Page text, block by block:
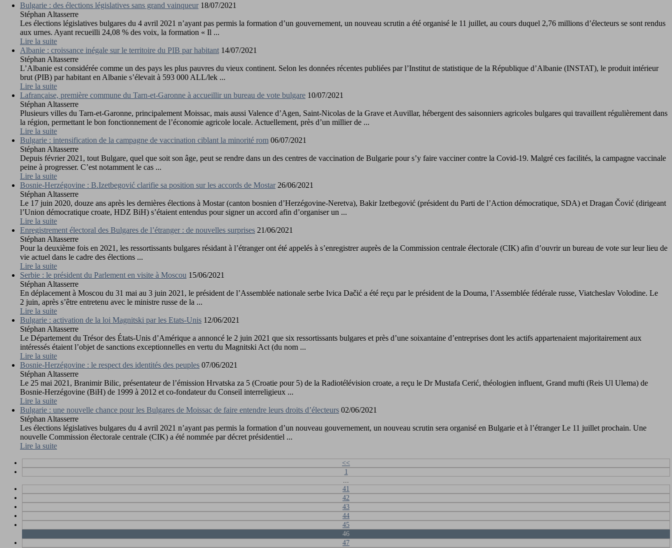
Bulgarie : des élections législatives sans grand vainqueur 18/07/2021
Stéphan Altasserre
Les élections législatives bulgares du 4 avril 2021 n’ayant pas permis la formation d’un gouvernement, un nouveau scrutin a été organisé le 11 juillet, au cours duquel 2,76 millions d’électeurs se sont rendus
aux urnes. Ayant recueilli 24,08 % des voix, la formation « Il ...
Lire la suite
Albanie : croissance inégale sur le territoire du PIB par habitant 14/07/2021
Stéphan Altasserre
L’Albanie est considérée comme un des pays les plus pauvres du vieux continent. Selon les données récentes publiées par l’Institut de statistique de la République d’Albanie (INSTAT), le produit intérieur
brut (PIB) par habitant en Albanie s’élevait à 593 000 ALL/lek ...
Lire la suite
Lafrançaise, première commune du Tarn-et-Garonne à accueillir un bureau de vote bulgare 10/07/2021
Stéphan Altasserre
Plusieurs villes du Tarn-et-Garonne, principalement Moissac, mais aussi Valence d’Agen, Saint-Nicolas de la Grave et Auvillar, hébergent des saisonniers agricoles bulgares qui travaillent régulièrement dans
la région, permettant le bon fonctionnement de l’économie agricole locale. Actuellement, près d’un millier de ...
Lire la suite
Bulgarie : intensification de la campagne de vaccination ciblant la minorité rom 06/07/2021
Stéphan Altasserre
Depuis février 2021, tout Bulgare, quel que soit son âge, peut se rendre dans un des centres de vaccination de Bulgarie pour s’y faire vacciner contre la Covid-19. Malgré ces facilités, la campagne vaccinale
peine à progresser. C’est notamment le cas ...
Lire la suite
Bosnie-Herzégovine : B.Izetbegović clarifie sa position sur les accords de Mostar 26/06/2021
Stéphan Altasserre
Le 17 juin 2020, douze ans après les dernières élections à Mostar (canton bosnien d’Herzégovine-Neretva), Bakir Izetbegović (président du Parti de l’Action démocratique, SDA) et Dragan Čović (dirigeant
l’Union démocratique croate, HDZ BiH) s’étaient entendus pour signer un accord afin d’organiser un ...
Lire la suite
Enregistrement électoral des Bulgares de l’étranger : de nouvelles surprises 21/06/2021
Stéphan Altasserre
Pour la deuxième fois en 2021, les ressortissants bulgares résidant à l’étranger ont été appelés à s’enregistrer auprès de la Commission centrale électorale (CIK) afin d’ouvrir un bureau de vote sur leur lieu de
vie actuel dans le cadre des élections ...
Lire la suite
Serbie : le président du Parlement en visite à Moscou 15/06/2021
Stéphan Altasserre
En déplacement à Moscou du 31 mai au 3 juin 2021, le président de l’Assemblée nationale serbe Ivica Dačić a été reçu par le président de la Douma, l’Assemblée fédérale russe, Viatcheslav Volodine. Le
2 juin, après s’être entretenu avec le ministre russe de la ...
Lire la suite
Bulgarie : activation de la loi Magnitski par les Etats-Unis 12/06/2021
Stéphan Altasserre
Le Département du Trésor des États-Unis d’Amérique a annoncé le 2 juin 2021 que six ressortissants bulgares et près d’une soixantaine d’entreprises dont les actifs appartenaient majoritairement aux
intéressés étaient l’objet de sanctions exceptionnelles en vertu du Magnitski Act (du nom ...
Lire la suite
Bosnie-Herzégovine : le respect des identités des peuples 07/06/2021
Stéphan Altasserre
Le 25 mai 2021, Branimir Bilic, présentateur de l’émission Hrvatska za 5 (Croatie pour 5) de la Radiotélévision croate, a reçu le Dr Mustafa Cerić, théologien influent, Grand mufti (Reis Ul Ulema) de
Bosnie-Herzégovine (BiH) de 1999 à 2012 et co-fondateur du Conseil interreligieux ...
Lire la suite
Bulgarie : une nouvelle chance pour les Bulgares de Moissac de faire entendre leurs droits d’électeurs 02/06/2021
Stéphan Altasserre
Les élections législatives bulgares du 4 avril 2021 n’ayant pas permis la formation d’un nouveau gouvernement, un nouveau scrutin sera organisé en Bulgarie et à l’étranger Le 11 juillet prochain. Une
nouvelle Commission électorale centrale (CIK) a été nommée par décret présidentiel ...
Lire la suite
<<
1
41
42
43
44
45
46
47